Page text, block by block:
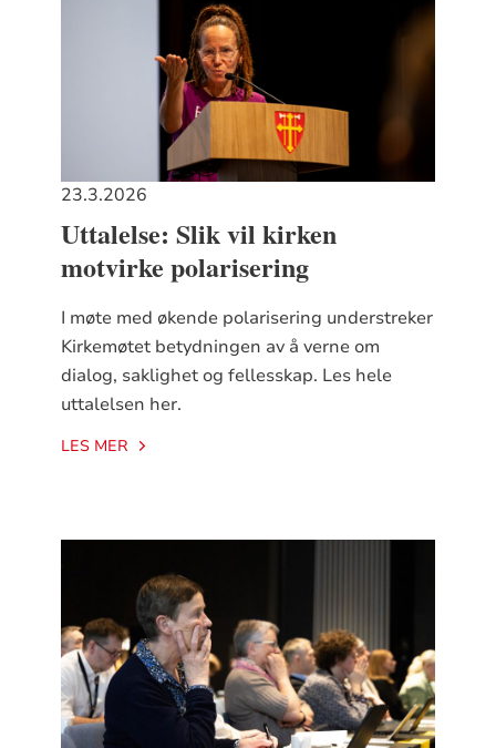
23.3.2026
Uttalelse: Slik vil kirken
motvirke polarisering
I møte med økende polarisering understreker
Kirkemøtet betydningen av å verne om
dialog, saklighet og fellesskap. Les hele
uttalelsen her.
LES MER